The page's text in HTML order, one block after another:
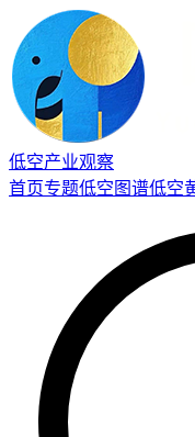
低空产业观察
首页专题低空图谱低空